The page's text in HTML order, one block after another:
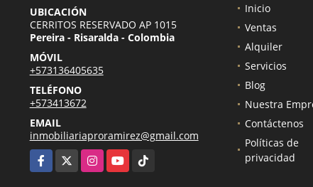
UBICACIÓN
CERRITOS RESERVADO AP 1015
Pereira - Risaralda - Colombia
MÓVIL
+573136405635
TELÉFONO
+573413672
EMAIL
inmobiliariaproramirez@gmail.com
Facebook
InstagramYouTubeTikTok
Inicio
Ventas
Alquiler
Servicios
Blog
Nuestra
Contáctenos
Políticas de
privacidad